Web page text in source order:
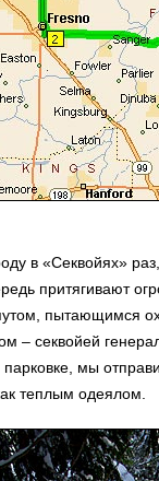
в «Секвойях»
притягивают
пытающимся
– секвойей
мы
теплым одеялом.